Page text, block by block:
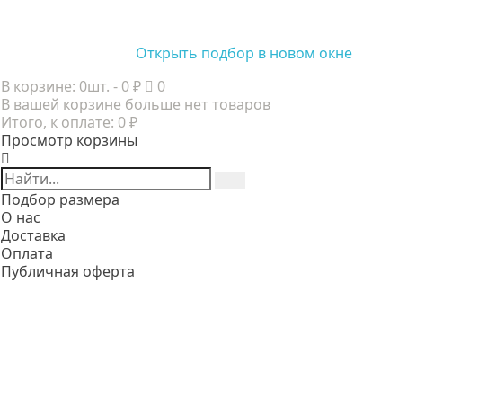
Открыть подбор в новом окне
В корзине: 0шт. - 0 ₽
0
В вашей корзине больше нет товаров
Итого, к оплате: 0 ₽
Просмотр корзины
Подбор размера
О нас
Доставка
Оплата
Публичная оферта